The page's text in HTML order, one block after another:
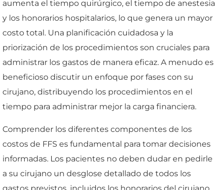
aumenta el tiempo quirúrgico, el tiempo de anestesia
y los honorarios hospitalarios, lo que genera un mayor
costo total. Una planificación cuidadosa y la
priorización de los procedimientos son cruciales para
administrar los gastos de manera eficaz. A menudo es
beneficioso discutir un enfoque por fases con su
cirujano, distribuyendo los procedimientos en el
tiempo para administrar mejor la carga financiera.
Comprender los diferentes componentes de los
costos de FFS es fundamental para tomar decisiones
informadas. Los pacientes no deben dudar en pedirle
a su cirujano un desglose detallado de todos los